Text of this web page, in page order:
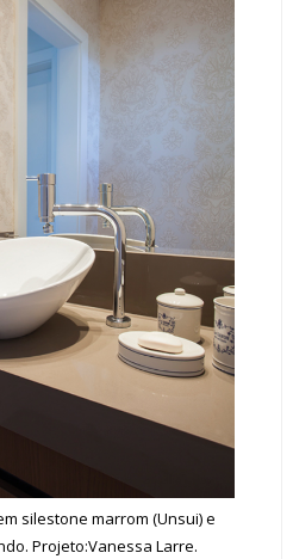
silestone marrom (Unsui) e
Projeto:Vanessa Larre.